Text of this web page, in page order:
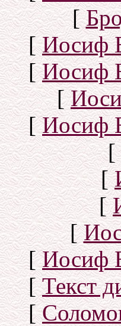
[
[Иосиф
[Иосиф
[
[Иосиф
[
[
[
[
[Иосиф
[Текст
[